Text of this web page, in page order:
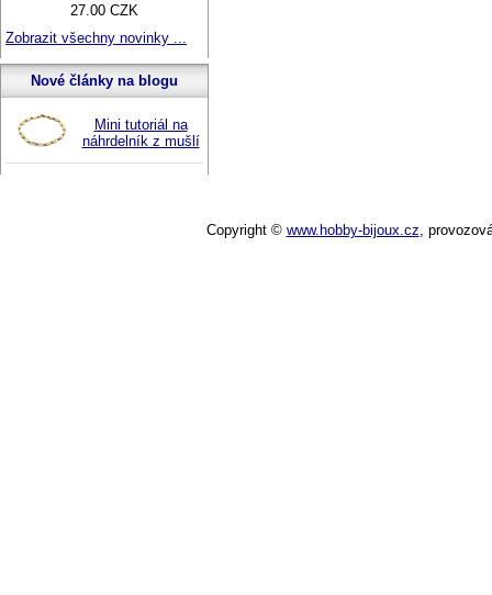
27.00 CZK
Zobrazit všechny novinky ...
Nové články na blogu
Mini tutoriál na
náhrdelník z mušlí
Copyright © www.hobby-bijoux.cz,